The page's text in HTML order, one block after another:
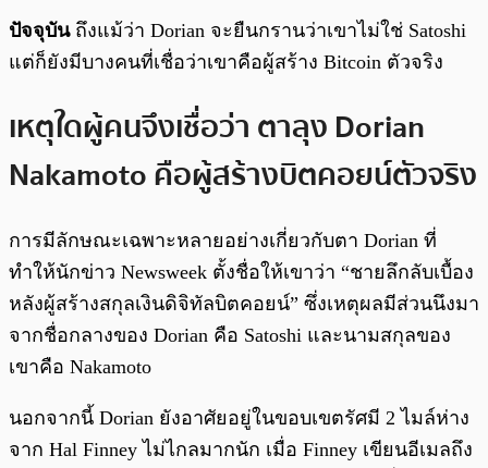
ปัจจุบันถึงแม้ว่า Dorian จะยืนกรานว่าเขาไม่ใช่ Satoshi
แต่ก็ยังมีบางคนที่เชื่อว่าเขาคือผู้สร้าง Bitcoin ตัวจริง
เหตุใดผู้คนจึงเชื่อว่า ตาลุง Dorian
Nakamoto คือผู้สร้างบิตคอยน์ตัวจริง
การมีลักษณะเฉพาะหลายอย่างเกี่ยวกับตา Dorian ที่
ทำให้นักข่าว Newsweek ตั้งชื่อให้เขาว่า “ชายลึกลับเบื้อง
หลังผู้สร้างสกุลเงินดิจิทัลบิตคอยน์” ซึ่งเหตุผลมีส่วนนึงมา
จากชื่อกลางของ Dorian คือ Satoshi และนามสกุลของ
เขาคือ Nakamoto
นอกจากนี้ Dorian ยังอาศัยอยู่ในขอบเขตรัศมี 2 ไมล์ห่าง
จาก Hal Finney ไม่ไกลมากนัก เมื่อ Finney เขียนอีเมลถึง